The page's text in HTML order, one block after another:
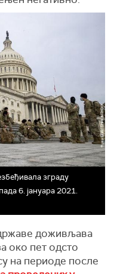
зграду
6. јануара 2021.
доживљава
око пет одсто
на периоде после